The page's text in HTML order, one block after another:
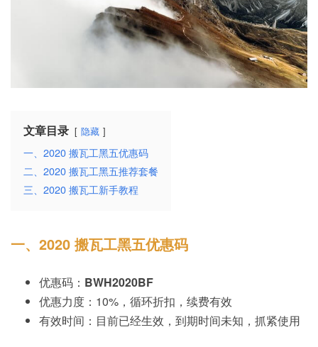
文章目录 隐藏
一、2020 搬瓦工黑五优惠码
二、2020 搬瓦工黑五推荐套餐
三、2020 搬瓦工新手教程
一、2020 搬瓦工黑五优惠码
优惠码： BWH2020BF
优惠力度：10%，循环折扣，续费有效
有效时间：目前已经生效，到期时间未知，抓紧使用